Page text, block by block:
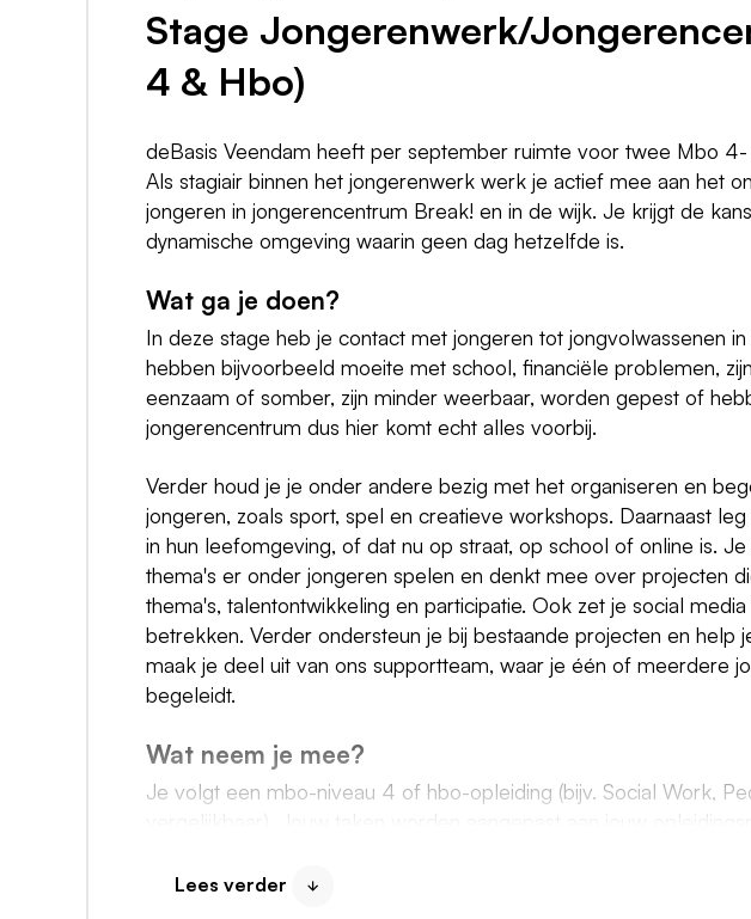
Stage Jongerenwerk/
4 & Hbo)
deBasis Veendam heeft per september ruimte voor twee Mbo
Als stagiair binnen het jongerenwerk werk je actief mee aan het
jongeren in jongerencentrum Break! en in de wijk. Je krijgt de
dynamische omgeving waarin geen dag hetzelfde is.
Wat ga je doen?
In deze stage heb je contact met jongeren tot jongvolwassenen
hebben bijvoorbeeld moeite met school, financiële problemen,
eenzaam of somber, zijn minder weerbaar, worden gepest of
jongerencentrum dus hier komt echt alles voorbij.
Verder houd je je onder andere bezig met het organiseren en
jongeren, zoals sport, spel en creatieve workshops. Daarnaast
in hun leefomgeving, of dat nu op straat, op school of online is.
thema's er onder jongeren spelen en denkt mee over projecten
thema's, talentontwikkeling en participatie. Ook zet je social
betrekken. Verder ondersteun je bij bestaande projecten en help
maak je deel uit van ons supportteam, waar je één of meerdere
begeleidt.
Wat neem je mee?
Je volgt een mbo-niveau 4 of hbo-opleiding (bijv. Social Work,
vergelijkbaar). Jouw taken worden aangepast aan jouw
Je bent leergierig, zelfstandig en toont initiatief
Lees verder